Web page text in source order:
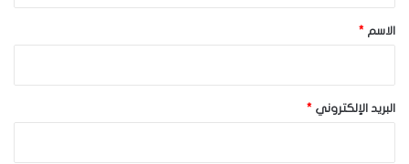
*الاسم *
البريد الإلكتروني *